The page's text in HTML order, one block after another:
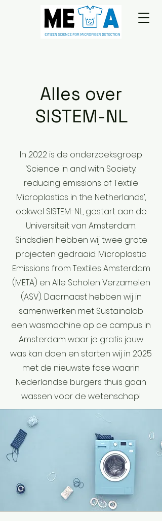
Alles over
SISTEM-NL
In 2022 is de onderzoeksgroep
‘Science in and with Society:
reducing emissions of Textile
Microplastics in the Netherlands’,
ookwel SISTEM-NL, gestart aan de
Universiteit van Amsterdam.
Sindsdien hebben wij twee grote
projecten gedraaid: Microplastic
Emissions from Textiles Amsterdam
(META) en Alle Scholen Verzamelen
(ASV). Daarnaast hebben wij in
samenwerken met Sustainalab
een wasmachine op de campus in
Amsterdam waar je gratis jouw
was kan doen en starten wij in 2025
met de nieuwste fase waarin
Nederlandse burgers thuis gaan
wassen voor de wetenschap!